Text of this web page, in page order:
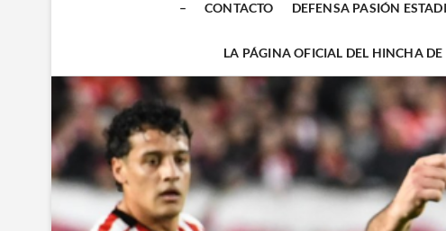
– CONTACTO DEFENSA PASIÓN
LA PÁGINA OFICIAL DEL HINCHA DE